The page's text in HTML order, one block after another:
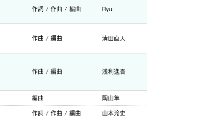
作詞 / 作曲 / 編曲 Ryu
作曲 / 編曲 清田直人
作曲 / 編曲 浅利進吾
編曲
陶山隼
作詞 / 作曲 / 編曲 山本玲史